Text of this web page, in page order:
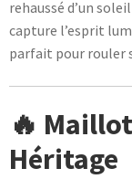
rehaussé d’un
capture l’esprit
parfait pour rouler
🔥
Héritage